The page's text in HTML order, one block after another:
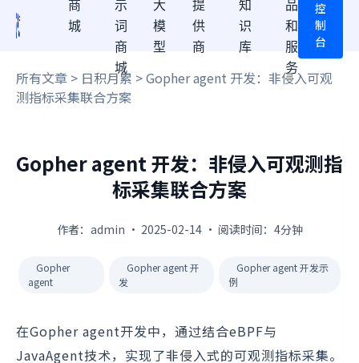
商
城
示
词
商
城
大
模
型
提
供
商
知
识
库
品
和
服
务
控
制
台
所有文章 > 日积月累 > Gopher agent 开发：非侵入可观
测指标采集联合方案
Gopher agent 开发：非侵入可观测指
标采集联合方案
作者：admin · 2025-02-14 · 阅读时间：4分钟
Gopher
agent
Gopher agent 开
发
Gopher agent 开发示
例
在Gopher agent开发中，通过结合eBPF与
JavaAgent技术，实现了非侵入式的可观测指标采集。